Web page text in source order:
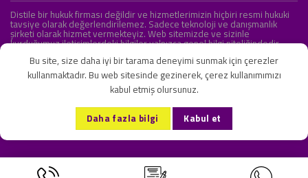
Distile bir hukuk firması değildir ve hizmetlerimizin hiçbiri resmi hukuki
tavsiye olarak değerlendirilemez. Sadece teknoloji ve danışmanlık
şirketi olarak hizmet vermekteyiz. Web sitemizde ve sizinle
kurduğumuz iletişimlerdeki bilgiler yalnızca genel bilgi niteliğindedir.
KVKK ve Gizlilik Sözleşmesi S.S.S. İletişim
Copyright 2026 ©Onlipr Teknoloji ve Ticaret A.Ş.
Bu site, size daha iyi bir tarama deneyimi sunmak için çerezler
kullanmaktadır. Bu web sitesinde gezinerek, çerez kullanımımızı
kabul etmiş olursunuz.
Daha fazla bilgi Kabul et